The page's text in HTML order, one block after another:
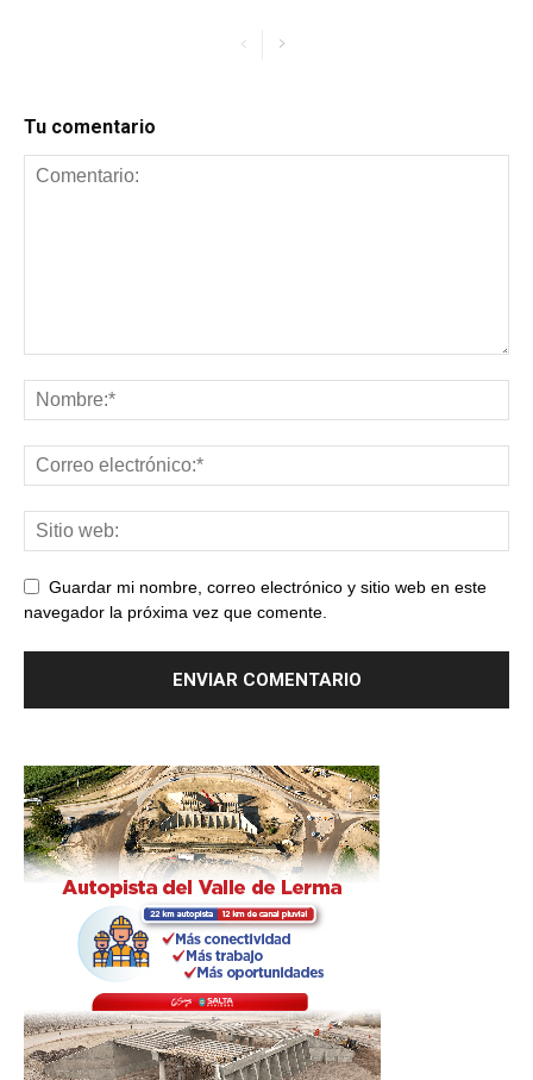
Tu comentario
Guardar mi nombre, correo electrónico y sitio web en este
navegador la próxima vez que comente.